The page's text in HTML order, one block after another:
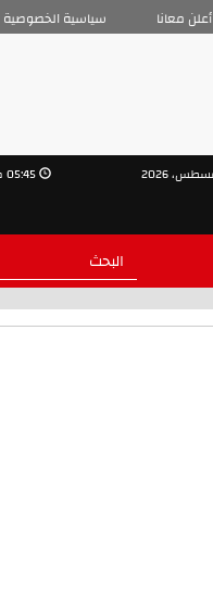
سياسية الخصوصية أعلن معانا